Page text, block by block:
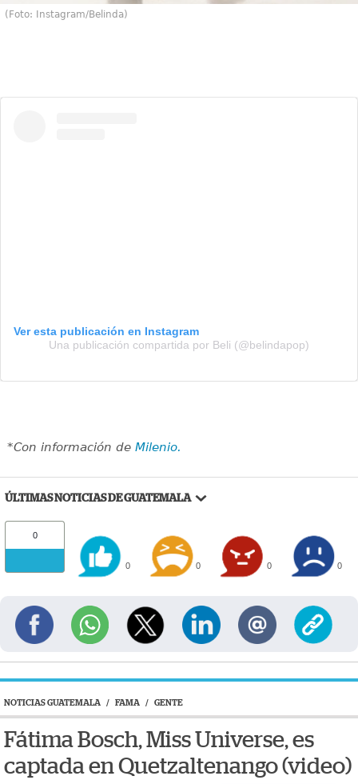
(Foto: Instagram/Belinda)
Ver esta publicación en Instagram
Una publicación compartida por Beli (@belindapop)
*Con información de Milenio.
ÚLTIMAS NOTICIAS DE GUATEMALA
0
0 0 0 0
NOTICIAS GUATEMALA / FAMA / GENTE
Fátima Bosch, Miss Universe, es
captada en Quetzaltenango (video)